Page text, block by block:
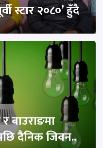
स्टार २०८०’ हुँदै
बाउराङमा
दैनिक जिवन..